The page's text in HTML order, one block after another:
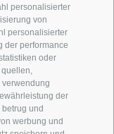
personalisierter
von
personalisierter
der performance
oder
quellen,
der
und
werbung und